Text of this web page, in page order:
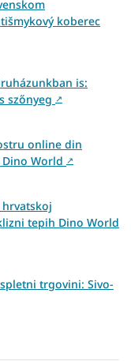
koberec
is:
szőnyeg ↗
online din
World ↗
tepih Dino World
trgovini: Sivo-